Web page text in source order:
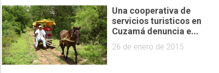
Una cooperativa de
servicios turisticos en
Cuzamá denuncia e...
26 de enero de 2015